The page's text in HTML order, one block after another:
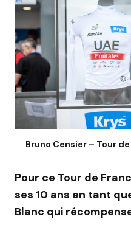
Bruno Censier – Tour
Pour ce Tour de
ses 10 ans en tant
Blanc qui